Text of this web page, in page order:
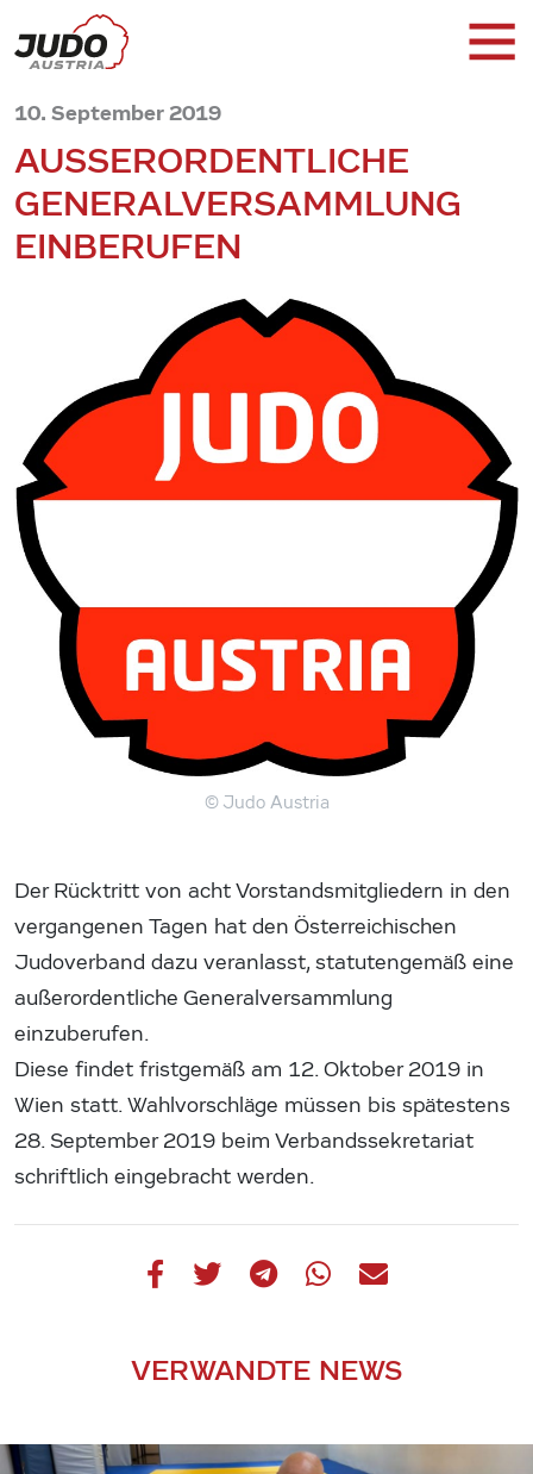
10. September 2019
AUSSERORDENTLICHE G
ENERALVERSAMMLUNG E
INBERUFEN
© Judo Austria
Der Rücktritt von acht Vorstandsmitgliedern in den
vergangenen Tagen hat den Österreichischen
Judoverband dazu veranlasst, statutengemäß eine
außerordentliche Generalversammlung
einzuberufen.
Diese findet fristgemäß am 12. Oktober 2019 in
Wien statt. Wahlvorschläge müssen bis spätestens
28. September 2019 beim Verbandssekretariat
schriftlich eingebracht werden.
VERWANDTE NEWS